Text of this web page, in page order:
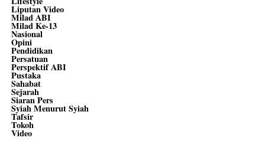
Liputan Video
Milad ABI
Milad Ke-13
Nasional
Opini
Pendidikan
Persatuan
Perspektif ABI
Pustaka
Sahabat
Sejarah
Siaran Pers
Syiah Menurut Syiah
Tafsir
Tokoh
Video